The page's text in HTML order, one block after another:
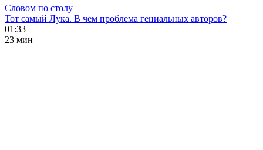
Словом по столу
Тот самый Лука. В чем проблема гениальных авторов?
01:33
23 мин